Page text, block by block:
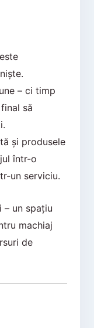
– ci timp
să
și produsele
într-o
un serviciu.
– un spațiu
machiaj
de